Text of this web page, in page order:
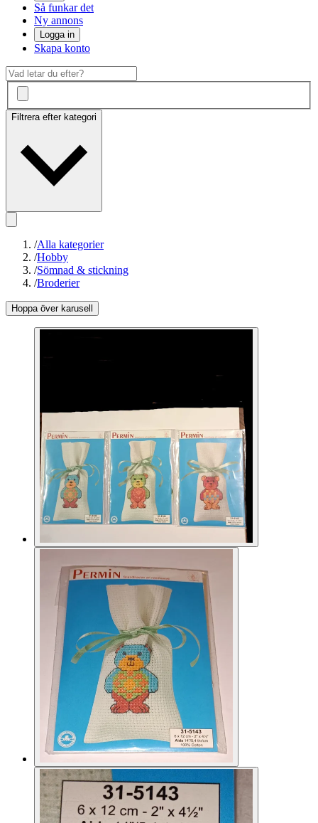
Så funkar det
Ny annons
Logga in
Skapa konto
Filtrera efter kategori
/Alla kategorier
/Hobby
/Sömnad & stickning
/Broderier
Hoppa över karusell